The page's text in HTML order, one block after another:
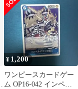
¥ 1,200
ワンピースカードゲー
ム OP16-042 インペル